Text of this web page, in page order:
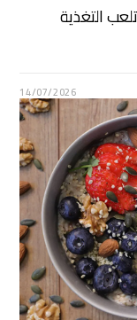
التغذية
14/07/2026